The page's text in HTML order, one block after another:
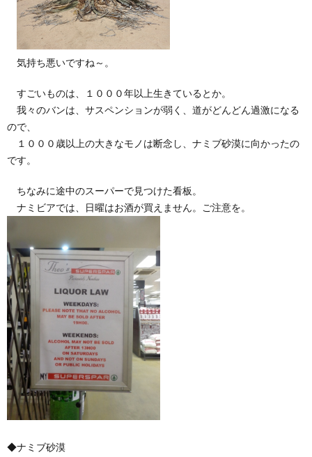
気持ち悪いですね～。
すごいものは、１０００年以上生きているとか。
我々のバンは、サスペンションが弱く、道がどんどん過激になる
ので、
１０００歳以上の大きなモノは断念し、ナミブ砂漠に向かったの
です。
ちなみに途中のスーパーで見つけた看板。
ナミビアでは、日曜はお酒が買えません。ご注意を。
◆ナミブ砂漠